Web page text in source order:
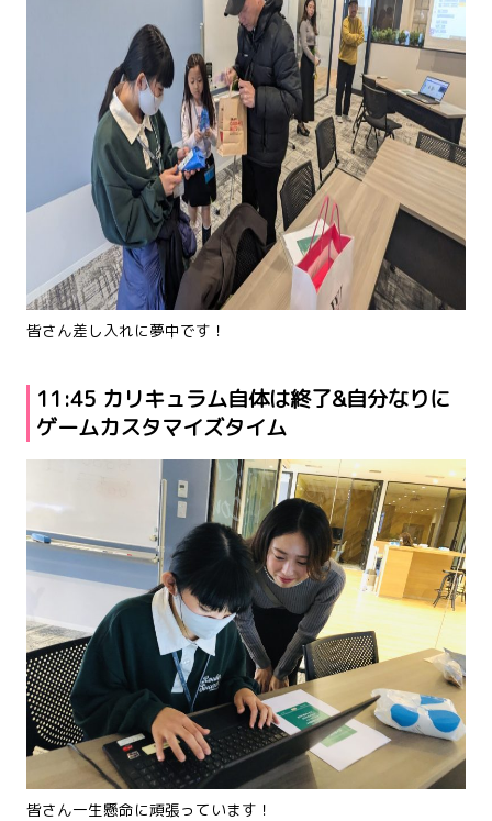
皆さん差し入れに夢中です！
11:45 カリキュラム自体は終了&自分なりに
ゲームカスタマイズタイム
皆さん一生懸命に頑張っています！